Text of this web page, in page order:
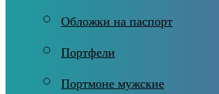
Обложки на паспорт
Портфели
Портмоне мужские